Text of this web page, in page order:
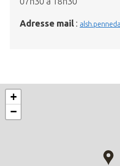
Adresse mail :
+
−